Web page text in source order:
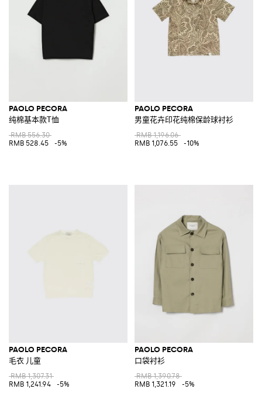
PAOLO PECORA
纯棉基本款T恤
RMB 556.30
RMB 528.45
-5%
PAOLO PECORA
男童花卉印花纯棉保龄球衬衫
RMB 1,196.06
RMB 1,076.55
-10%
PAOLO PECORA
毛衣 儿童
RMB 1,307.31
RMB 1,241.94
-5%
PAOLO PECORA
口袋衬衫
RMB 1,390.78
RMB 1,321.19
-5%